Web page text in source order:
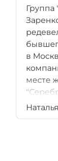
Группа
в
месте